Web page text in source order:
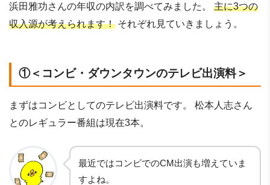
浜田雅功さんの年収の内訳を調べてみました。 主に3つの
収入源が考えられます！ それぞれ見ていきましょう。
①＜コンビ・ダウンタウンのテレビ出演料＞
まずはコンビとしてのテレビ出演料です。 松本人志さん
とのレギュラー番組は現在3本。
最近ではコンビでのCM出演も増えていま
すよね。